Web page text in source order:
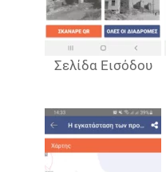
Σελίδα Εισόδου